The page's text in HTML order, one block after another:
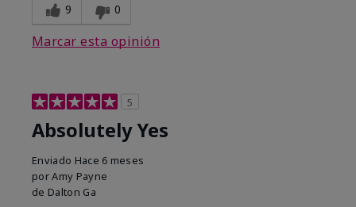
9 0
Marcar esta opinión
5
Absolutely Yes
Enviado Hace 6 meses
porAmy Payne
de Dalton Ga